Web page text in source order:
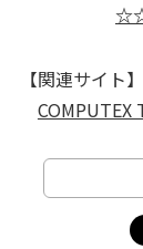
☆☆
【関連サイト】
COMPUTEX